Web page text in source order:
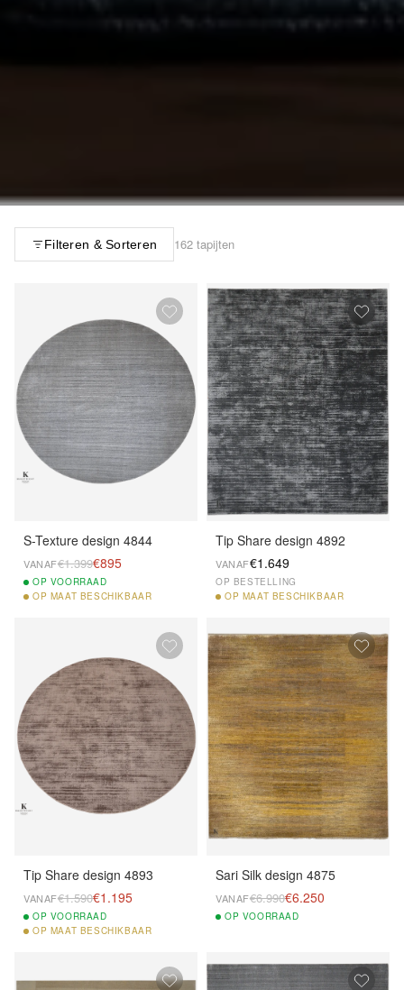
Filteren & Sorteren 162 tapijten
S-Texture design 4844
VANAF€1.399€895
OP VOORRAAD
OP MAAT BESCHIKBAAR
Tip Share design 4892
VANAF€1.649
OP BESTELLING
OP MAAT BESCHIKBAAR
Tip Share design 4893
VANAF€1.590€1.195
OP VOORRAAD
OP MAAT BESCHIKBAAR
Sari Silk design 4875
VANAF€6.990€6.250
OP VOORRAAD